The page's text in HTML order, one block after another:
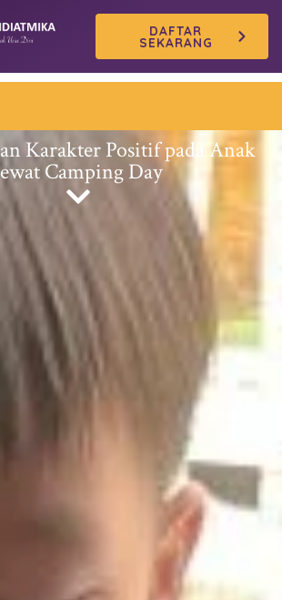
DAFTAR
SEKARANG
Karakter Positif pada Anak
Camping Day